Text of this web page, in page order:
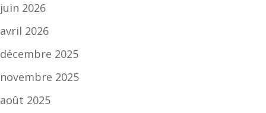
juin 2026
avril 2026
décembre 2025
novembre 2025
août 2025